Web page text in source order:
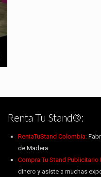
Renta Tu Stand®:
RentaTuStand Colombia:
de Madera.
Compra Tu Stand Publicitario
dinero y asiste a muchas